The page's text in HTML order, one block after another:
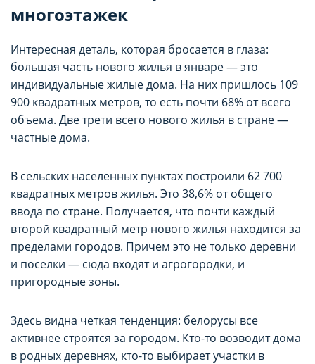
многоэтажек
Интересная деталь, которая бросается в глаза:
большая часть нового жилья в январе — это
индивидуальные жилые дома. На них пришлось 109
900 квадратных метров, то есть почти 68% от всего
объема. Две трети всего нового жилья в стране —
частные дома.
В сельских населенных пунктах построили 62 700
квадратных метров жилья. Это 38,6% от общего
ввода по стране. Получается, что почти каждый
второй квадратный метр нового жилья находится за
пределами городов. Причем это не только деревни
и поселки — сюда входят и агрогородки, и
пригородные зоны.
Здесь видна четкая тенденция: белорусы все
активнее строятся за городом. Кто-то возводит дома
в родных деревнях, кто-то выбирает участки в